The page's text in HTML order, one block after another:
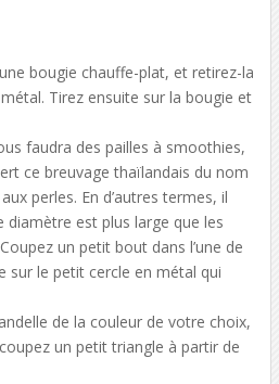
bougie chauffe-plat, et retirez-la
Tirez ensuite sur la bougie et
faudra des pailles à smoothies,
ce breuvage thaïlandais du nom
perles. En d’autres termes, il
diamètre est plus large que les
un petit bout dans l’une de
sur le petit cercle en métal qui
de la couleur de votre choix,
coupez un petit triangle à partir de